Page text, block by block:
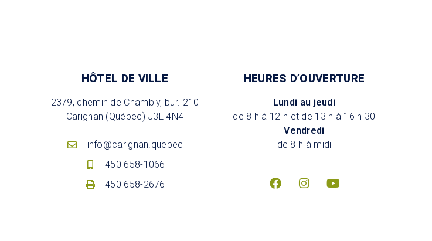
HÔTEL DE VILLE
2379, chemin de Chambly, bur. 210
Carignan (Québec) J3L 4N4
info@carignan.quebec
450 658-1066
450 658-2676
HEURES D’OUVERTURE
Lundi au jeudi
de 8 h à 12 h et de 13 h à 16 h 30
Vendredi
de 8 h à midi